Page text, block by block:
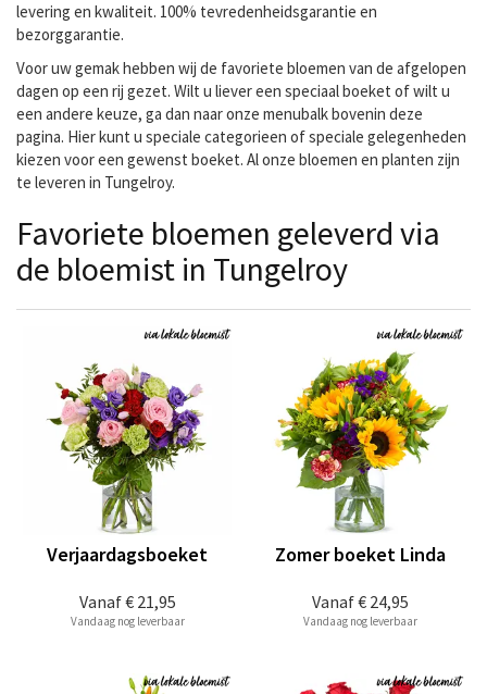
levering en kwaliteit. 100% tevredenheidsgarantie en
bezorggarantie.
Voor uw gemak hebben wij de favoriete bloemen van de afgelopen
dagen op een rij gezet. Wilt u liever een speciaal boeket of wilt u
een andere keuze, ga dan naar onze menubalk bovenin deze
pagina. Hier kunt u speciale categorieen of speciale gelegenheden
kiezen voor een gewenst boeket. Al onze bloemen en planten zijn
te leveren in Tungelroy.
Favoriete bloemen geleverd via
de bloemist in Tungelroy
Vanaf€ 21,95
Verjaardagsboeket
Vandaag nog leverbaar
Vanaf€ 24,95
Zomer boeket Linda
Vandaag nog leverbaar